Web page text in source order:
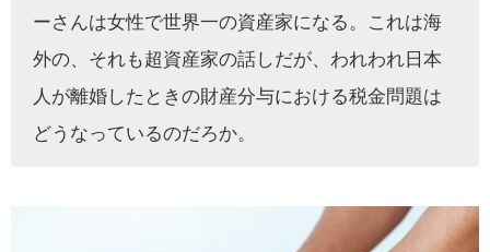
ーさんは女性で世界一の資産家になる。これは海
外の、それも超資産家の話しだが、われわれ日本
人が離婚したときの財産分与における税金問題は
どうなっているのだろか。